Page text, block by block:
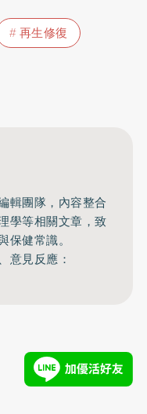
再生修復
輯團隊，內容整合
學等相關文章，致
健常識。
意見反應：